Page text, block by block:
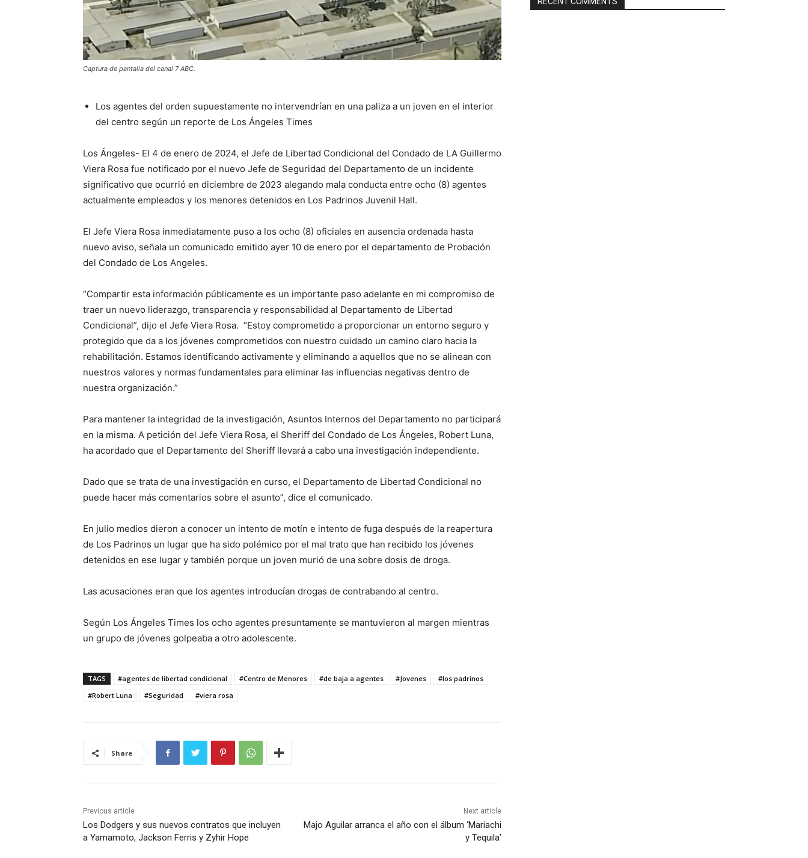
Captura de pantalla del canal 7 ABC.
Los agentes del orden supuestamente no intervendrían en una paliza a un joven en el interior
del centro según un reporte de Los Ángeles Times
Los Ángeles- El 4 de enero de 2024, el Jefe de Libertad Condicional del Condado de LA Guillermo
Viera Rosa fue notificado por el nuevo Jefe de Seguridad del Departamento de un incidente
significativo que ocurrió en diciembre de 2023 alegando mala conducta entre ocho (8) agentes
actualmente empleados y los menores detenidos en Los Padrinos Juvenil Hall.
El Jefe Viera Rosa inmediatamente puso a los ocho (8) oficiales en ausencia ordenada hasta
nuevo aviso, señala un comunicado emitido ayer 10 de enero por el departamento de Probación
del Condado de Los Angeles.
“Compartir esta información públicamente es un importante paso adelante en mi compromiso de
traer un nuevo liderazgo, transparencia y responsabilidad al Departamento de Libertad
Condicional”, dijo el Jefe Viera Rosa. “Estoy comprometido a proporcionar un entorno seguro y
protegido que da a los jóvenes comprometidos con nuestro cuidado un camino claro hacia la
rehabilitación. Estamos identificando activamente y eliminando a aquellos que no se alinean con
nuestros valores y normas fundamentales para eliminar las influencias negativas dentro de
nuestra organización.”
Para mantener la integridad de la investigación, Asuntos Internos del Departamento no participará
en la misma. A petición del Jefe Viera Rosa, el Sheriff del Condado de Los Ángeles, Robert Luna,
ha acordado que el Departamento del Sheriff llevará a cabo una investigación independiente.
Dado que se trata de una investigación en curso, el Departamento de Libertad Condicional no
puede hacer más comentarios sobre el asunto”, dice el comunicado.
En julio medios dieron a conocer un intento de motín e intento de fuga después de la reapertura
de Los Padrinos un lugar que ha sido polémico por el mal trato que han recibido los jóvenes
detenidos en ese lugar y también porque un joven murió de una sobre dosis de droga.
Las acusaciones eran que los agentes introducían drogas de contrabando al centro.
Según Los Ángeles Times los ocho agentes presuntamente se mantuvieron al margen mientras
un grupo de jóvenes golpeaba a otro adolescente.
TAGS #agentes de libertad condicional #Centro de Menores #de baja a agentes #Jovenes
#los padrinos
#Robert Luna
#Seguridad #viera rosa
Share
Previous article
Los Dodgers y sus nuevos contratos que incluyen
a Yamamoto, Jackson Ferris y Zyhir Hope
Next article
Majo Aguilar arranca el año con el álbum ‘Mariachi
y Tequila’